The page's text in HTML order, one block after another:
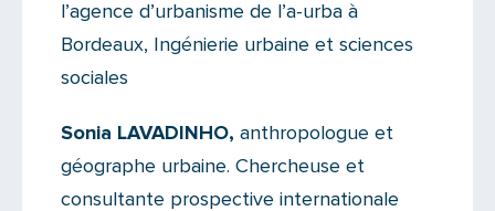
l’agence d’urbanisme de l’a-urba à
Bordeaux, Ingénierie urbaine et sciences
sociales
Sonia LAVADINHO, anthropologue et
géographe urbaine. Chercheuse et
consultante prospective internationale